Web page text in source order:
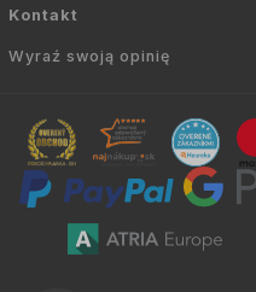
Kontakt
Wyraź swoją opinię